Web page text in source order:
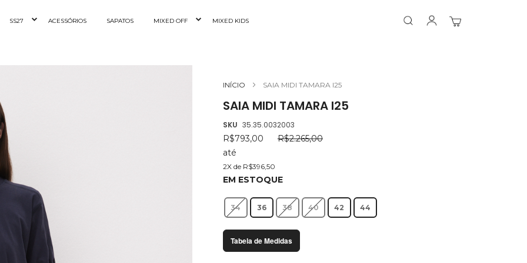
SS27 ACESSÓRIOS SAPATOS MIXED OFF MIXED KIDS Search
Meu Carrinho
INÍCIO SAIA MIDI TAMARA I25
SAIA MIDI TAMARA I25
SKU 35.35.0032003
R$793,00
R$2.265,00
até
2X de R$396,50
EM ESTOQUE
34 36 38 40 42 44
Tabela de Medidas